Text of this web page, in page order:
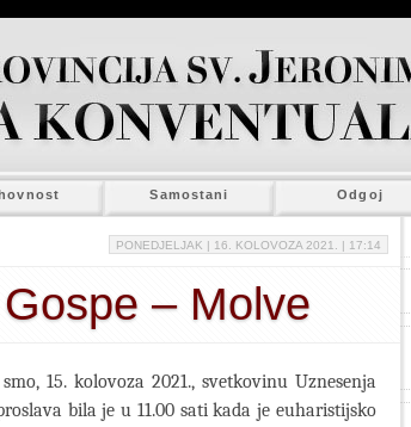
Samostani Odgoj
PONEDJELJAK | 16. KOLOVOZA 2021. | 17:14
– Molve
15. kolovoza 2021., svetkovinu Uznesenja
bila je u 11.00 sati kada je euharistijsko